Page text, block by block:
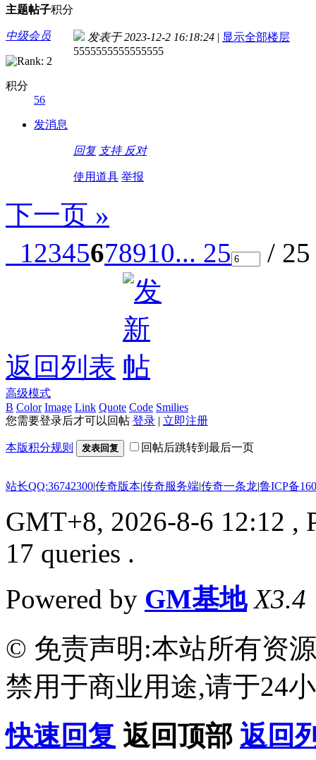
主题帖子积分
中级会员
积分
56
发消息
发表于 2023-12-2 16:18:24 | 显示全部楼层
5555555555555555
回复 支持 反对
使用道具 举报
下一页 »
12345678910... 25 /
返回列表
高级模式
B Color Image Link Quote Code Smilies
您需要登录后才可以回帖 登录 | 立即注册
本版积分规则 发表回复 回帖后跳转到最后一页
站长QQ:36742300|传奇版本|传奇服务端|传奇一条龙|鲁ICP备
GMT+8, 2026-8-6 12:12 ,
17 queries .
Powered by GM基地 X3.4
© 免责声明:本站所有资
禁用于商业用途,请于24
快速回复 返回顶部 返回